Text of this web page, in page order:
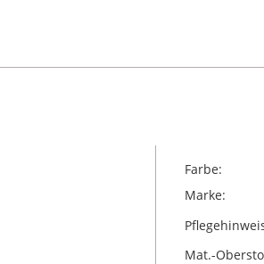
Farbe:
Marke:
Mat.-